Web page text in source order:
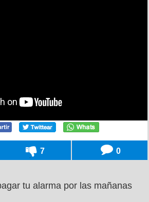
7 0
tu alarma por las mañanas